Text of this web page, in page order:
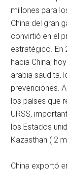
millones para
China del gran
convirtió en el
estratégico. En
hacia China;
arabia saudita,
prevenciones.
los países que
URSS,
los Estados
Kazasthan ( 2
China exportó